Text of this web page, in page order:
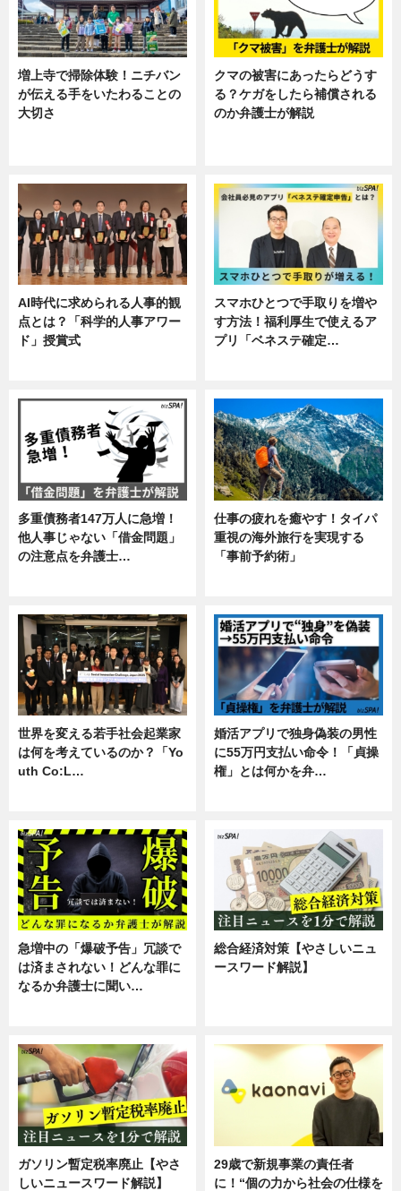
増上寺で掃除体験！ニチバン
が伝える手をいたわることの
大切さ
クマの被害にあったらどうす
る？ケガをしたら補償される
のか弁護士が解説
AI時代に求められる人事的観
点とは？「科学的人事アワー
ド」授賞式
スマホひとつで手取りを増や
す方法！福利厚生で使えるア
プリ「ベネステ確定…
多重債務者147万人に急増！
他人事じゃない「借金問題」
の注意点を弁護士…
仕事の疲れを癒やす！タイパ
重視の海外旅行を実現する
「事前予約術」
世界を変える若手社会起業家
は何を考えているのか？「Yo
uth Co:L…
婚活アプリで独身偽装の男性
に55万円支払い命令！「貞操
権」とは何かを弁…
急増中の「爆破予告」冗談で
は済まされない！どんな罪に
なるか弁護士に聞い…
総合経済対策【やさしいニュ
ースワード解説】
ガソリン暫定税率廃止【やさ
しいニュースワード解説】
29歳で新規事業の責任者
に！“個の力から社会の仕様を